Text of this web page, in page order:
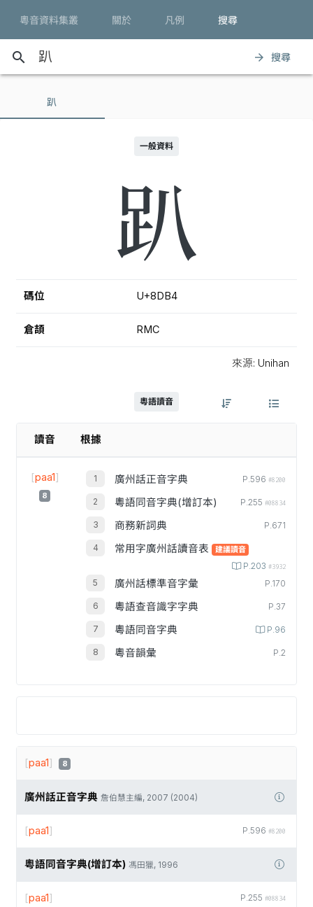
粵音資料集叢 關於 凡例 搜尋
search arrow_forward 搜尋
趴
一般資料
趴
碼位 U+8DB4
倉頡 RMC
來源: Unihan
粵語讀音
讀音 根據
[paa1]
8
廣州話正音字典 P.596 #8200
粵語同音字典(增訂本) P.255 #08834
商務新詞典 P.671
常用字廣州話讀音表 建議讀音
P.203 #3932
廣州話標準音字彙 P.170
粵語查音識字字典 P.37
粵語同音字典 P.96
粵音韻彙 P.2
[paa1] 8
廣州話正音字典 詹伯慧主編, 2007 (2004)
P.596 #8200
[paa1]
粵語同音字典(增訂本) 馮田獵, 1996
P.255 #08834
[paa1]